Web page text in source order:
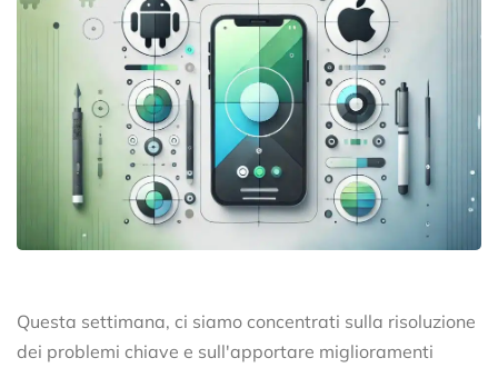
Questa settimana, ci siamo concentrati sulla risoluzione
dei problemi chiave e sull'apportare miglioramenti